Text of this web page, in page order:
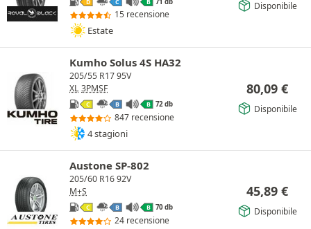
D C B
15 recensione
Estate
Disponibile
Kumho Solus 4S HA32
205/55 R17 95V
XL 3PMSF
C B B 72 db
847 recensione
4 stagioni
80,09 €
Disponibile
Austone SP-802
205/60 R16 92V
M+S
C B B 70 db
24 recensione
45,89 €
Disponibile